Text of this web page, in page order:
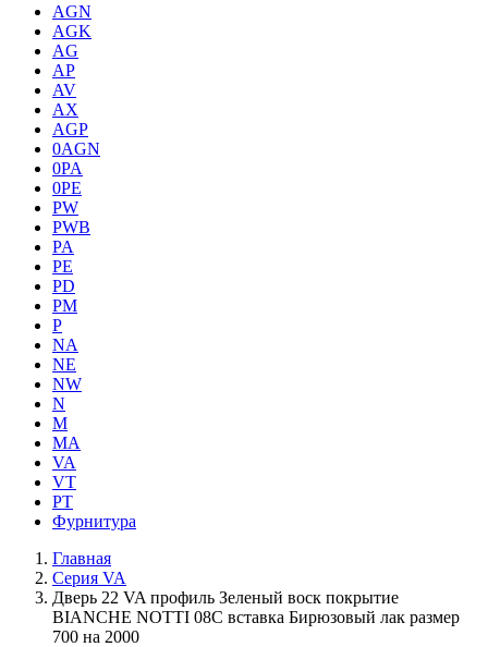
AGN
AGK
AG
AP
AV
AX
AGP
0AGN
0PA
0PE
PW
PWB
PA
PE
PD
PM
P
NA
NE
NW
N
M
MA
VA
VT
PT
Фурнитура
Главная
Серия VA
Дверь 22 VA профиль Зеленый воск покрытие
BIANCHE NOTTI 08C вставка Бирюзовый лак размер
700 на 2000